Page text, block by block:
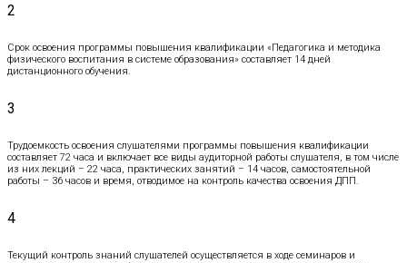
2
Срок освоения программы повышения квалификации «Педагогика и методика
физического воспитания в системе образования» составляет 14 дней
дистанционного обучения.
3
Трудоемкость освоения слушателями программы повышения квалификации
составляет 72 часа и включает все виды аудиторной работы слушателя, в том числе
из них лекций – 22 часа, практических занятий – 14 часов, самостоятельной
работы – 36 часов и время, отводимое на контроль качества освоения ДПП.
4
Текущий контроль знаний слушателей осуществляется в ходе семинаров и